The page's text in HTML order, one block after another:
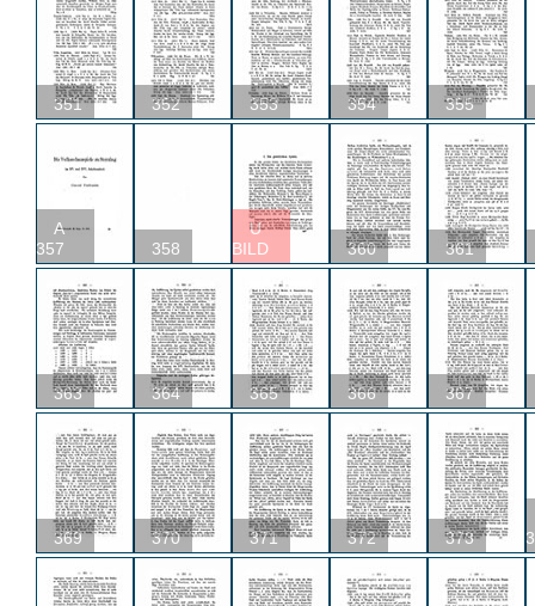
351 352 353 354 355
A
357
358
U
BILD
360 361
363 364 365 366 367
369 370 371 372 373